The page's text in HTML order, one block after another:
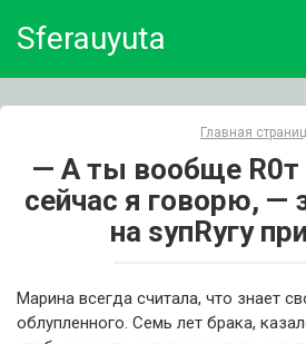
Sferauyuta
Главная
— А ты вообще R0т
сейчас я говорю, —
на sупRугу
Марина всегда считала, что знает
облупленного. Семь лет брака,